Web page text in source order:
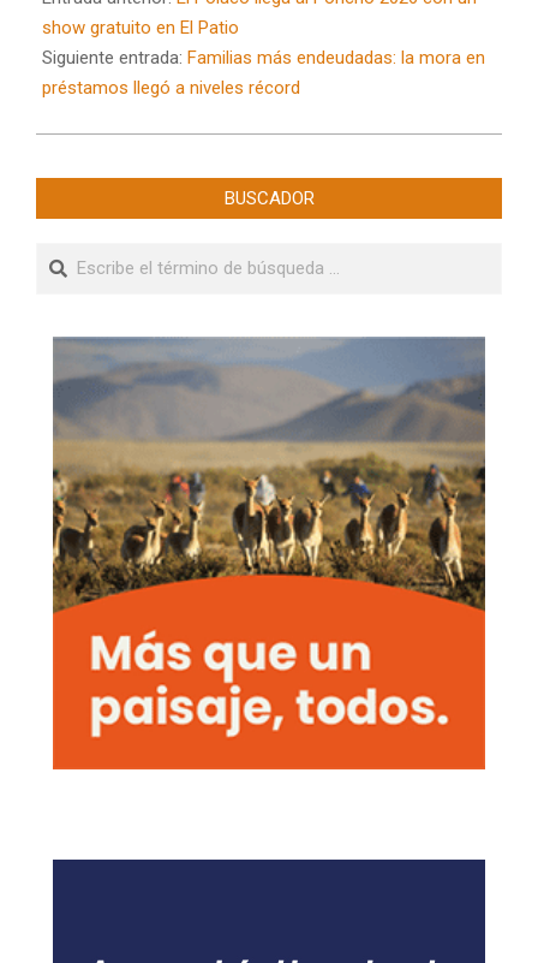
19
show gratuito en El Patio
Siguiente entrada: Familias más endeudadas: la mora en
préstamos llegó a niveles récord
BUSCADOR
Buscar